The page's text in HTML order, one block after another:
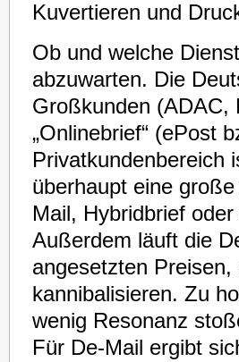
Kuvertieren und
Ob und welche
abzuwarten. Die
Großkunden (ADAC,
„Onlinebrief“ (ePost
Privatkundenbereich
überhaupt eine
Mail, Hybridbrief
Außerdem läuft die
angesetzten
kannibalisieren. Zu
wenig Resonanz
Für De-Mail ergibt